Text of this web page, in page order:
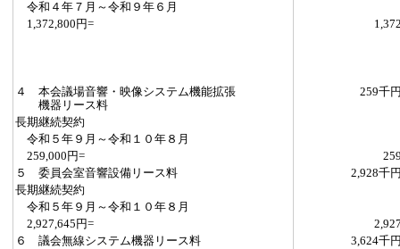
令和４年７月～令和９年６月
1,372,800円=
４ 本会議場音響・映像システム機能拡張
機器リース料
259千
長期継続契約
令和５年９月～令和１０年８月
259,000円=
５ 委員会室音響設備リース料
2,928千
長期継続契約
令和５年９月～令和１０年８月
2,927,645円=
６ 議会無線システム機器リース料
3,624千